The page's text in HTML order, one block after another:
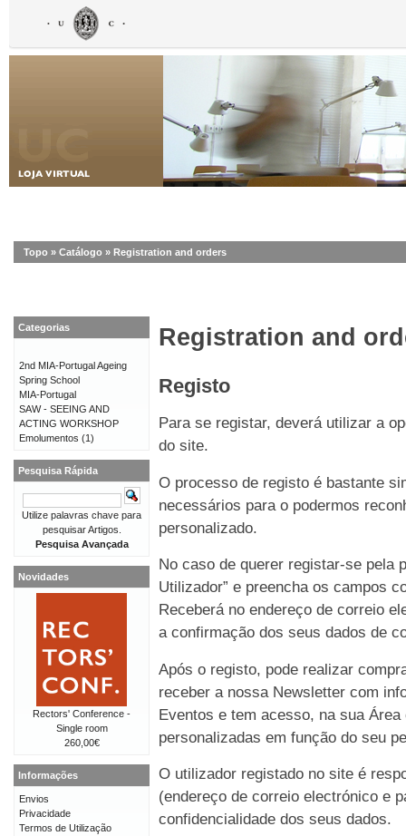
Topo » Catálogo » Registration and orders
Registration and
Registo
Para se registar, deverá utilizar a
do site.
O processo de registo é bastante
necessários para o podermos
personalizado.
No caso de querer registar-se pela
Utilizador” e preencha os campos
Receberá no endereço de correio
a confirmação dos seus dados de
Após o registo, pode realizar
receber a nossa Newsletter com
Eventos e tem acesso, na sua
personalizadas em função do seu
O utilizador registado no site é
(endereço de correio electrónico e
confidencialidade dos seus dados.
Categorias
2nd MIA-Portugal Ageing
Spring School
MIA-Portugal
SAW - SEEING AND
ACTING WORKSHOP
Emolumentos (1)
Pesquisa Rápida
Utilize palavras chave para
pesquisar Artigos.
Pesquisa Avançada
Novidades
Rectors' Conference -
Single room
260,00€
Informações
Envios
Privacidade
Termos de Utilização